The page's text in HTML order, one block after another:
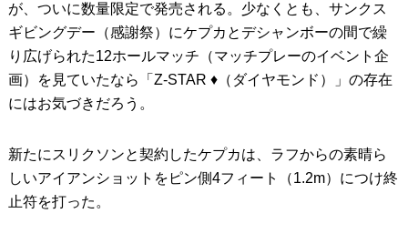
が、ついに数量限定で発売される。少なくとも、サンクス
ギビングデー（感謝祭）にケプカとデシャンボーの間で繰
り広げられた12ホールマッチ（マッチプレーのイベント企
画）を見ていたなら「Z-STAR ♦︎（ダイヤモンド）」の存在
にはお気づきだろう。
新たにスリクソンと契約したケプカは、ラフからの素晴ら
しいアイアンショットをピン側4フィート（1.2m）につけ終
止符を打った。